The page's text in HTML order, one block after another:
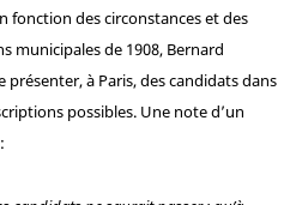
fonction des circonstances et des
municipales de 1908, Bernard
présenter, à Paris, des candidats dans
possibles. Une note d’un